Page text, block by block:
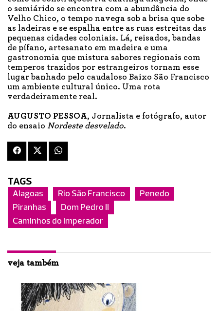
o semiárido se encontra com a abundância do
Velho Chico, o tempo navega sob a brisa que sobe
as ladeiras e se espalha entre as ruas estreitas das
pequenas cidades coloniais. Lá, reisados, bandas
de pífano, artesanato em madeira e uma
gastronomia que mistura sabores regionais com
temperos trazidos por estrangeiros tornam esse
lugar banhado pelo caudaloso Baixo São Francisco
um ambiente cultural único. Uma rota
verdadeiramente real.
AUGUSTO PESSOA, Jornalista e fotógrafo, autor
do ensaio Nordeste desvelado.
TAGS
Alagoas Rio São Francisco
Penedo
Piranhas
Dom Pedro II
Caminhos do Imperador
veja também